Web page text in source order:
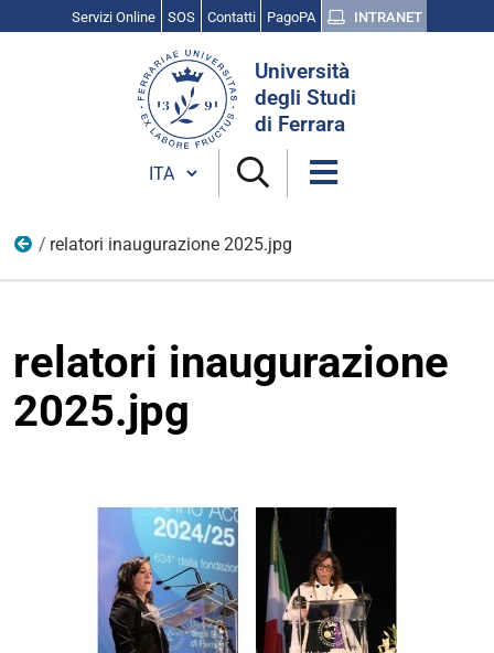
Servizi Online SOS Contatti PagoPA INTRANET
Università
degli Studi
di Ferrara
Cambia lingua
Vita Universitaria
relatori inaugurazione 2025.jpg
relatori inaugurazione
2025.jpg